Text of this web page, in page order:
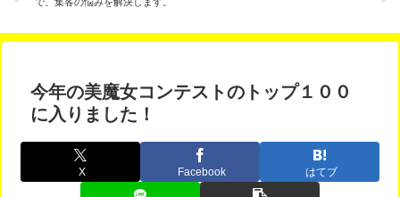
で、集客の悩みを解決します。
たへ
今年の美魔女コンテストのトップ１００
に入りました！
X Facebook はてブ